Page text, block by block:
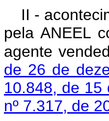
II -
pela ANEEL
agente
de 26 de
10.848, de 15
nº 7.317, de